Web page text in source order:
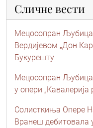
Сличне вести
Мецосопран
Вердијевом „Дон
Букурешту
Мецосопран
у опери „Кавалерија
Солисткиња Опере
Вранеш дебитовала